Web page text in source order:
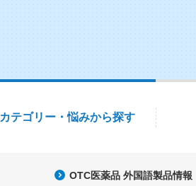
カテゴリー・悩みから探す
OTC医薬品 外国語製品情報